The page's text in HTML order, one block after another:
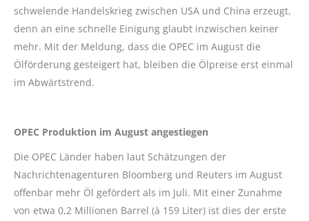
schwelende Handelskrieg zwischen USA und China erzeugt,
denn an eine schnelle Einigung glaubt inzwischen keiner
mehr. Mit der Meldung, dass die OPEC im August die
Ölförderung gesteigert hat, bleiben die Ölpreise erst einmal
im Abwärtstrend.
OPEC Produktion im August angestiegen
Die OPEC Länder haben laut Schätzungen der
Nachrichtenagenturen Bloomberg und Reuters im August
offenbar mehr Öl gefördert als im Juli. Mit einer Zunahme
von etwa 0,2 Millionen Barrel (à 159 Liter) ist dies der erste